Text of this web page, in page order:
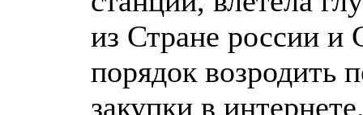
из Стране россии
порядок возродить
закупки в